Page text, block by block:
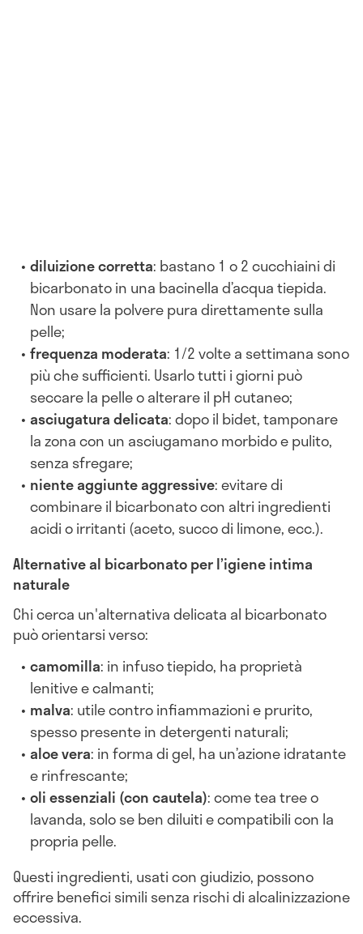
diluizione corretta: bastano 1 o 2 cucchiaini di
bicarbonato in una bacinella d’acqua tiepida.
Non usare la polvere pura direttamente sulla
pelle;
frequenza moderata: 1/2 volte a settimana sono
più che sufficienti. Usarlo tutti i giorni può
seccare la pelle o alterare il pH cutaneo;
asciugatura delicata: dopo il bidet, tamponare
la zona con un asciugamano morbido e pulito,
senza sfregare;
niente aggiunte aggressive: evitare di
combinare il bicarbonato con altri ingredienti
acidi o irritanti (aceto, succo di limone, ecc.).
Alternative al bicarbonato per l’igiene intima
naturale
Chi cerca un'alternativa delicata al bicarbonato
può orientarsi verso:
camomilla: in infuso tiepido, ha proprietà
lenitive e calmanti;
malva: utile contro infiammazioni e prurito,
spesso presente in detergenti naturali;
aloe vera: in forma di gel, ha un’azione idratante
e rinfrescante;
oli essenziali (con cautela): come tea tree o
lavanda, solo se ben diluiti e compatibili con la
propria pelle.
Questi ingredienti, usati con giudizio, possono
offrire benefici simili senza rischi di alcalinizzazione
eccessiva.